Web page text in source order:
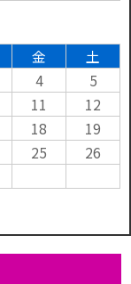
金
土
4
5
11
12
18
19
25
26